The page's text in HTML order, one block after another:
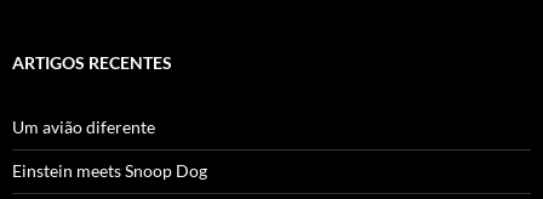
ARTIGOS RECENTES
Um avião diferente
Einstein meets Snoop Dog